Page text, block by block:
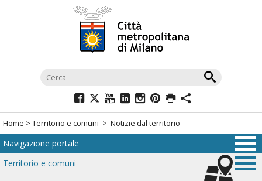
navigazione
menù
di
navigazione
Home > Territorio e comuni > Notizie dal territorio
Navigazione portale
Territorio e comuni